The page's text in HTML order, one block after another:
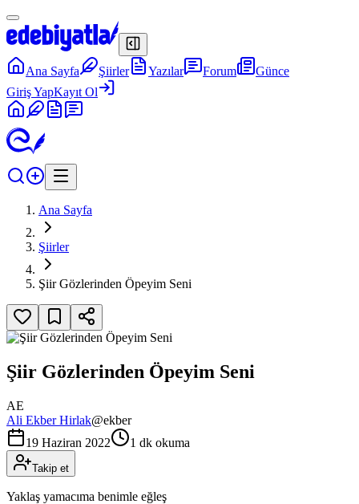
Ana Sayfa Şiirler Yazılar Forum
Günce
Giriş YapKayıt Ol
Ana Sayfa
Şiirler
Şiir Gözlerinden Öpeyim Seni
Şiir Gözlerinden Öpeyim Seni
AE
Ali Ekber Hirlak@ekber
19 Haziran 2022
1 dk okuma
Takip et
Yaklaş yamacıma benimle eğleş